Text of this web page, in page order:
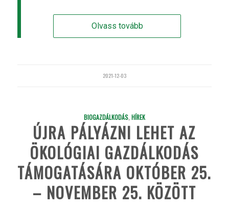
Olvass tovább
2021-12-03
BIOGAZDÁLKODÁS, HÍREK
ÚJRA PÁLYÁZNI LEHET AZ
ÖKOLÓGIAI GAZDÁLKODÁS
TÁMOGATÁSÁRA OKTÓBER 25.
– NOVEMBER 25. KÖZÖTT